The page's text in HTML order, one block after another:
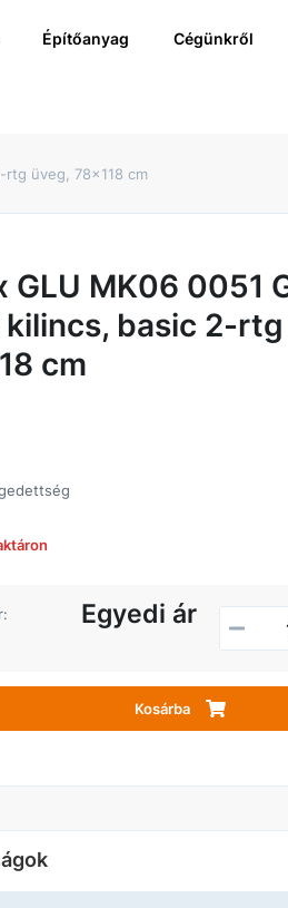
Építőanyag Cégünkről
rtg üveg, 78x118 cm
GLU MK06 0051
basic 2-
cm
Egyedi ár
Kosárba